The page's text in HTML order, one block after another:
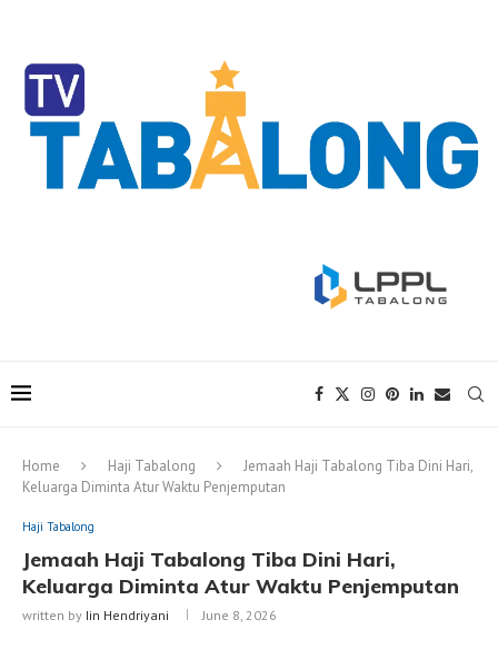
Home Haji Tabalong
Jemaah Haji Tabalong Tiba Dini Hari,
Keluarga Diminta Atur Waktu Penjemputan
Haji Tabalong
Jemaah Haji Tabalong Tiba Dini Hari,
Keluarga Diminta Atur Waktu Penjemputan
written by Iin Hendriyani June 8, 2026